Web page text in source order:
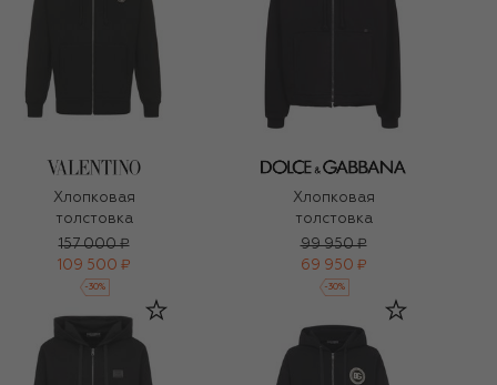
Хлопковая
толстовка
157 000 ₽
109 500 ₽
-30%
Хлопковая
толстовка
99 950 ₽
69 950 ₽
-30%